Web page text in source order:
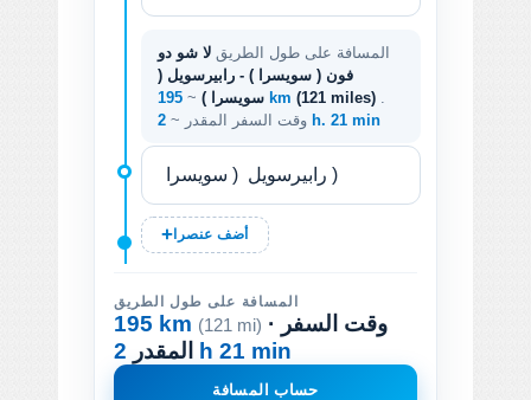
المسافة على طول الطريق لا شو دو
فون ( سويسرا ) - رابيرسويل (
سويسرا ) ~ 195 km (121 miles)
وقت السفر المقدر ~ 2 h. 21 min
أضف عنصرا
المسافة على طول الطريق
195 km (121 mi) · وقت السفر
المقدر 2 h 21 min
حساب المسافة